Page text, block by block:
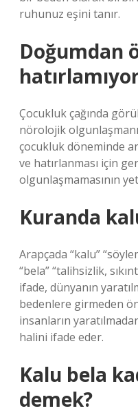
ruhunuz eşini tanır.
Doğumdan
Çocukluk çağında
nörolojik
çocukluk döneminde
ve hatırlanması için
olgunlaşmamasının
Kuranda
Arapçada “kalu”
“bela” “talihsizlik,
ifade, dünyanın
bedenlere girmeden
insanların
halini ifade eder.
Kalu bela
demek?